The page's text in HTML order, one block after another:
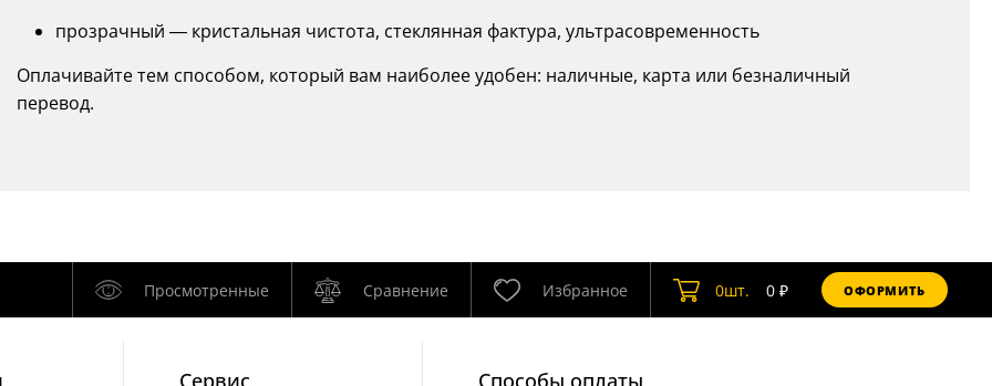
прозрачный — кристальная чистота, стеклянная фактура, ультрасовременность
Оплачивайте тем способом, который вам наиболее удобен: наличные, карта или безналичный
перевод.
Просмотренные Сравнение Избранное 0шт. 0₽ ОФОРМИТЬ
Cервис Способы оплаты